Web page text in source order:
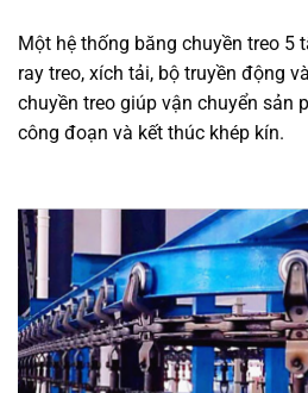
Một hệ thống băng chuyền treo 5
ray treo, xích tải, bộ truyền động
chuyền treo giúp vận chuyển sản
công đoạn và kết thúc khép kín.